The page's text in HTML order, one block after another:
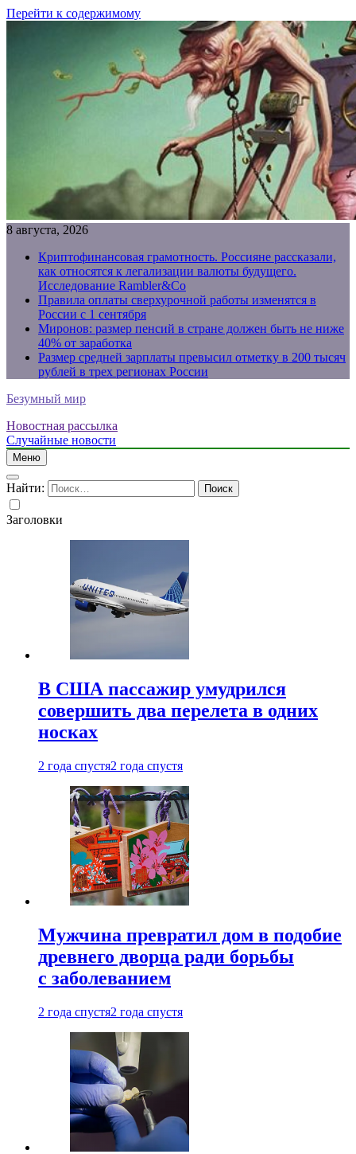
Перейти к содержимому
8 августа, 2026
Криптофинансовая грамотность. Россияне рассказали,
как относятся к легализации валюты будущего.
Исследование Rambler&Co
Правила оплаты сверхурочной работы изменятся в
России с 1 сентября
Миронов: размер пенсий в стране должен быть не ниже
40% от заработка
Размер средней зарплаты превысил отметку в 200 тысяч
рублей в трех регионах России
Безумный мир
Новостная рассылка
Случайные новости
Меню
Найти:
Заголовки
В США пассажир умудрился
совершить два перелета в одних
носках
2 года спустя2 года спустя
Мужчина превратил дом в подобие
древнего дворца ради борьбы
с заболеванием
2 года спустя2 года спустя